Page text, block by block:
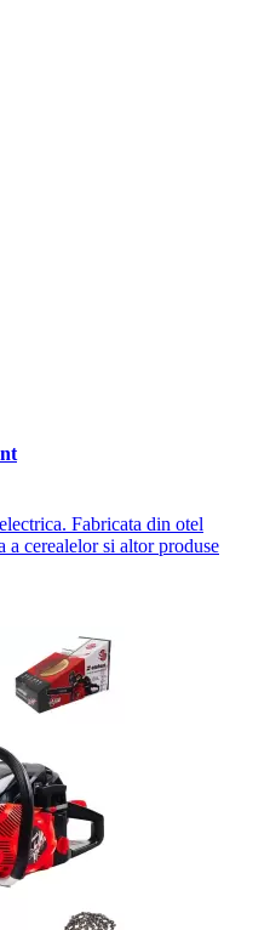
Fabricata din otel
a cerealelor si altor produse